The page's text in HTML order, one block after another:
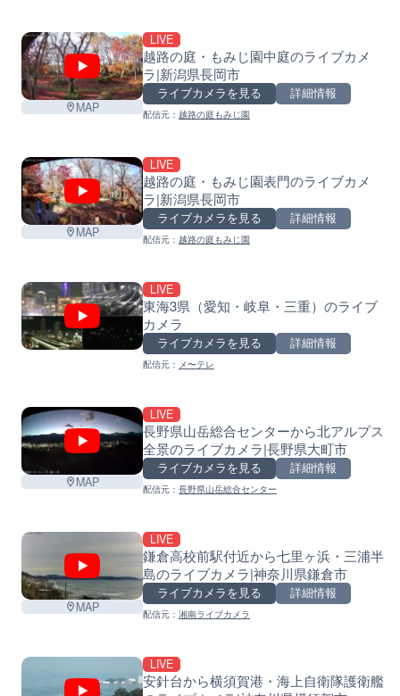
MAP
LIVE
越路の庭・もみじ園中庭のライブカメ
ラ|新潟県長岡市
ライブカメラを見る 詳細情報
配信元： 越路の庭もみじ園
MAP
LIVE
越路の庭・もみじ園表門のライブカメ
ラ|新潟県長岡市
ライブカメラを見る 詳細情報
配信元： 越路の庭もみじ園
LIVE
東海3県（愛知・岐阜・三重）のライブ
カメラ
ライブカメラを見る 詳細情報
配信元： メ〜テレ
MAP
LIVE
長野県山岳総合センターから北アルプス
全景のライブカメラ|長野県大町市
ライブカメラを見る 詳細情報
配信元： 長野県山岳総合センター
MAP
LIVE
鎌倉高校前駅付近から七里ヶ浜・三浦半
島のライブカメラ|神奈川県鎌倉市
ライブカメラを見る 詳細情報
配信元： 湘南ライブカメラ
LIVE
安針台から横須賀港・海上自衛隊護衛艦